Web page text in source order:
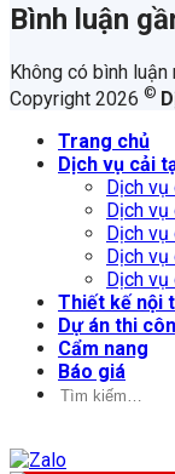
Bình luận
Không có bình luận
Copyright 2026 ©
Trang chủ
Dịch vụ cải
Dịch vụ
Dịch vụ
Dịch vụ
Dịch vụ
Dịch
Thiết kế nội
Dự án thi
Cẩm nang
Báo giá
Tìm